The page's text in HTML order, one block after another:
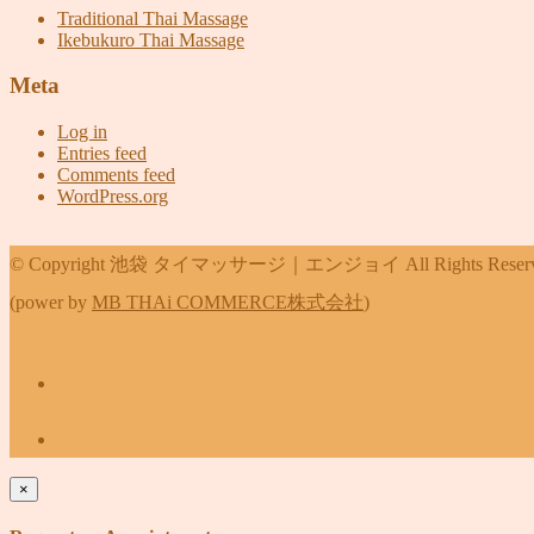
Traditional Thai Massage
Ikebukuro Thai Massage
Meta
Log in
Entries feed
Comments feed
WordPress.org
© Copyright 池袋 タイマッサージ｜エンジョイ All Rights
(power by MB THAi COMMERCE株式会社)
×